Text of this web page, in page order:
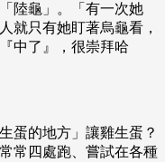
陸龜」。「有一次她
就只有她盯著烏龜看，
中了』，很崇拜哈
蛋的地方」讓雞生蛋？
常四處跑、嘗試在各種